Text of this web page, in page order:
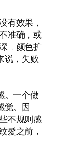
有效果，
准确，或
，颜色扩
说，失败
。一个做
觉。因
不规则感
髮之前，